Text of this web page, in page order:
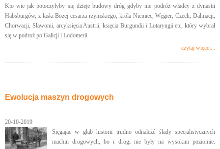
Kto wie jak potoczyłyby się dzieje budowy dróg gdyby nie podróż władcy z dynastii
Habsburgów, z łaski Bożej cesarza rzymskiego, króla Niemiec, Węgier, Czech, Dalmacji,
Chorwacji, Slawonii, arcyksięcia Austrii, księcia Burgundii i Lotaryngii etc, który wybrał
się w podroż po Galicji i Lodomerii.
czytaj więcej...
Ewolucja maszyn drogowych
20-10-2019
Sięgając w głąb historii trudno odnaleźć ślady specjalistycznych
machin drogowych, bo i drogi nie były na wysokim poziomie.